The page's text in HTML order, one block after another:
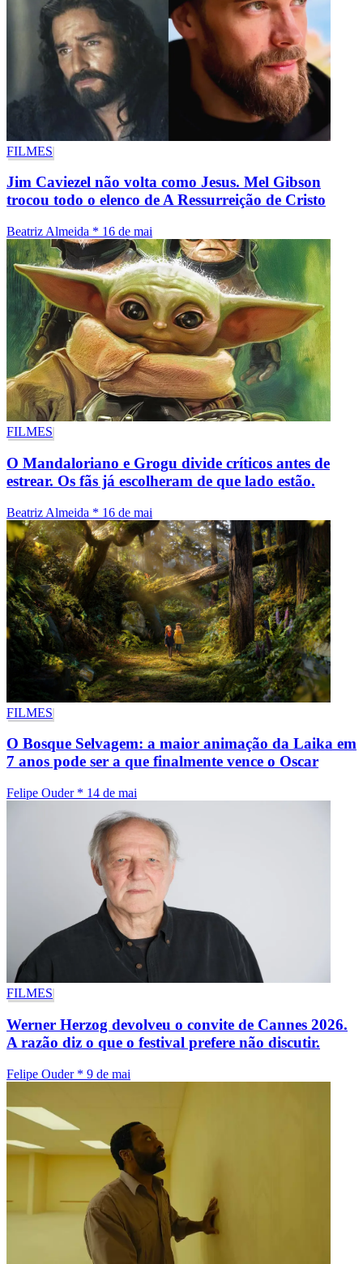
FILMES
Jim Caviezel não volta como Jesus. Mel Gibson
trocou todo o elenco de A Ressurreição de Cristo
Beatriz Almeida * 16 de mai
FILMES
O Mandaloriano e Grogu divide críticos antes de
estrear. Os fãs já escolheram de que lado estão.
Beatriz Almeida * 16 de mai
FILMES
O Bosque Selvagem: a maior animação da Laika em
7 anos pode ser a que finalmente vence o Oscar
Felipe Ouder * 14 de mai
FILMES
Werner Herzog devolveu o convite de Cannes 2026.
A razão diz o que o festival prefere não discutir.
Felipe Ouder * 9 de mai